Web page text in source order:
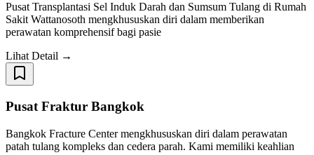
Pusat Transplantasi Sel Induk Darah dan Sumsum Tulang di Rumah
Sakit Wattanosoth mengkhususkan diri dalam memberikan
perawatan komprehensif bagi pasie
Lihat Detail →
Pusat Fraktur Bangkok
Bangkok Fracture Center mengkhususkan diri dalam perawatan
patah tulang kompleks dan cedera parah. Kami memiliki keahlian